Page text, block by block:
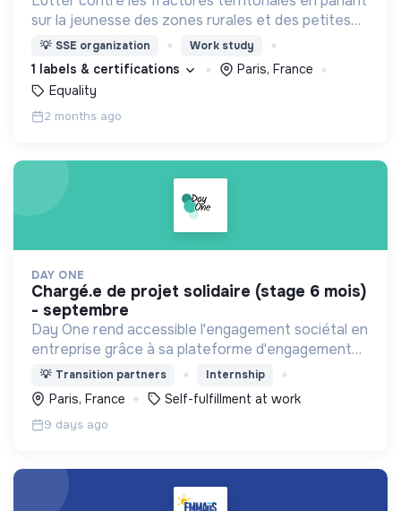
sur la jeunesse des zones rurales et des petites
villes
💡 SSE organization Work study
1 labels & certifications
Paris, France
Equality
2 months ago
DAY ONE
chargé.e de projet solidaire (stage 6 mois)
- septembre
Day One rend accessible l'engagement sociétal en
entreprise grâce à sa plateforme d'engagement
solidaire regroupant des centaines d'associations
et +1000 actions à impact social et
environnemental !
💡 Transition partners Internship
Paris, France Self-fulfillment at work
9 days ago